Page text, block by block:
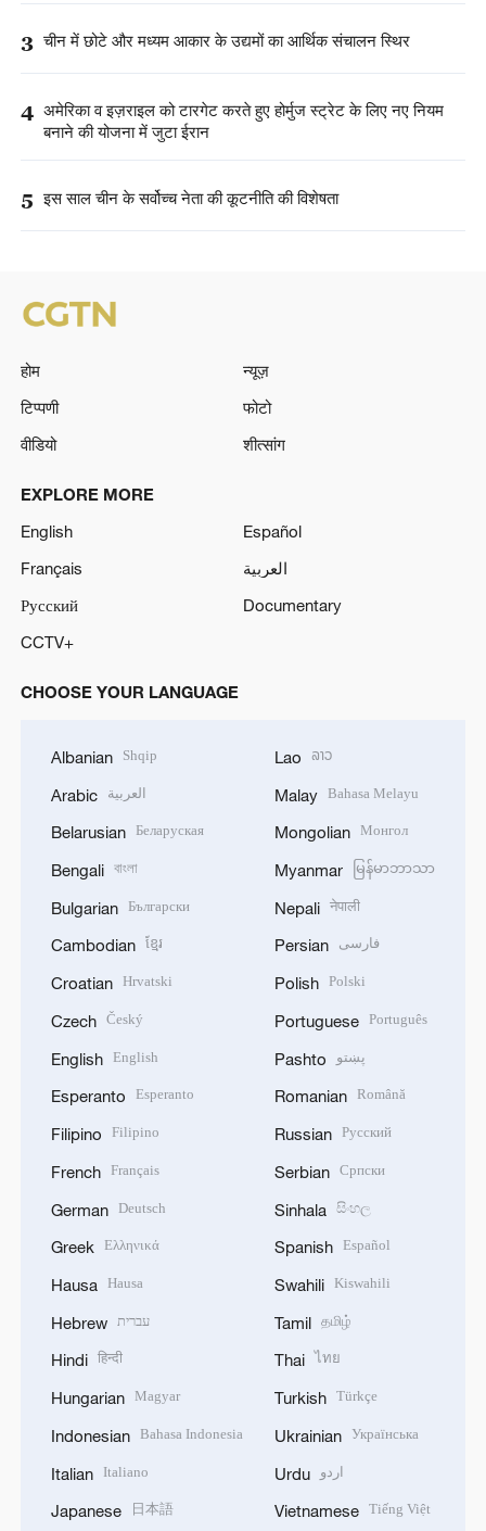
3 चीन में छोटे और मध्यम आकार के उद्यमों का आर्थिक संचालन स्थिर
4 अमेरिका व इज़राइल को टारगेट करते हुए होर्मुज स्ट्रेट के लिए नए नियम
बनाने की योजना में जुटा ईरान
5 इस साल चीन के सर्वोच्च नेता की कूटनीति की विशेषता
होम
न्यूज़
टिप्पणी
फोटो
वीडियो
शीत्सांग
EXPLORE MORE
English
Español
Français
العربية
Русский
Documentary
CCTV+
CHOOSE YOUR LANGUAGE
Albanian Shqip
Arabic العربية
Belarusian Беларуская
Bengali বাংলা
Bulgarian Български
Cambodian ខ្មែរ
Croatian Hrvatski
Czech Český
English English
Esperanto Esperanto
Filipino Filipino
French Français
German Deutsch
Greek Ελληνικά
Hausa Hausa
Hebrew עברית
Hindi हिन्दी
Hungarian Magyar
Indonesian Bahasa Indonesia
Italian Italiano
Japanese 日本語
Lao ລາວ
Malay Bahasa Melayu
Mongolian Монгол
Myanmar မြန်မာဘာသာ
Nepali नेपाली
Persian فارسی
Polish Polski
Portuguese Português
Pashto پښتو
Romanian Română
Russian Русский
Serbian Српски
Sinhala සිංහල
Spanish Español
Swahili Kiswahili
Tamil தமிழ்
Thai ไทย
Turkish Türkçe
Ukrainian Українська
Urdu اردو
Vietnamese Tiếng Việt